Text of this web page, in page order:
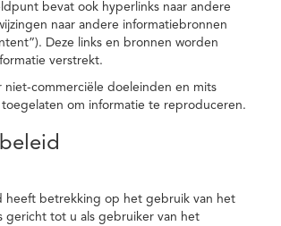
bevat ook hyperlinks naar andere
naar andere informatiebronnen
Deze links en bronnen worden
verstrekt.
niet-commerciële doeleinden en mits
om informatie te reproduceren.
heeft betrekking op het gebruik van het
gericht tot u als gebruiker van het